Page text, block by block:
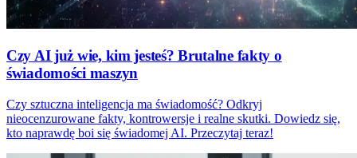
Czy AI już wie, kim jesteś? Brutalne fakty o
świadomości maszyn
Czy sztuczna inteligencja ma świadomość? Odkryj
nieocenzurowane fakty, kontrowersje i realne skutki. Dowiedz się,
kto naprawdę boi się świadomej AI. Przeczytaj teraz!